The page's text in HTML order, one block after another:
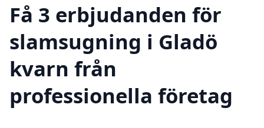
Få 3 erbjudanden för
slamsugning i Gladö
kvarn från
professionella företag